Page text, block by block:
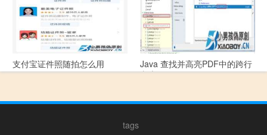
支付宝证件照随拍怎么用
Java 查找并高亮PDF中的跨行
文本
tags